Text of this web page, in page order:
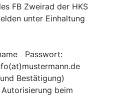
FB Zweirad der HKS
unter Einhaltung
Passwort:
Bestätigung)
beim